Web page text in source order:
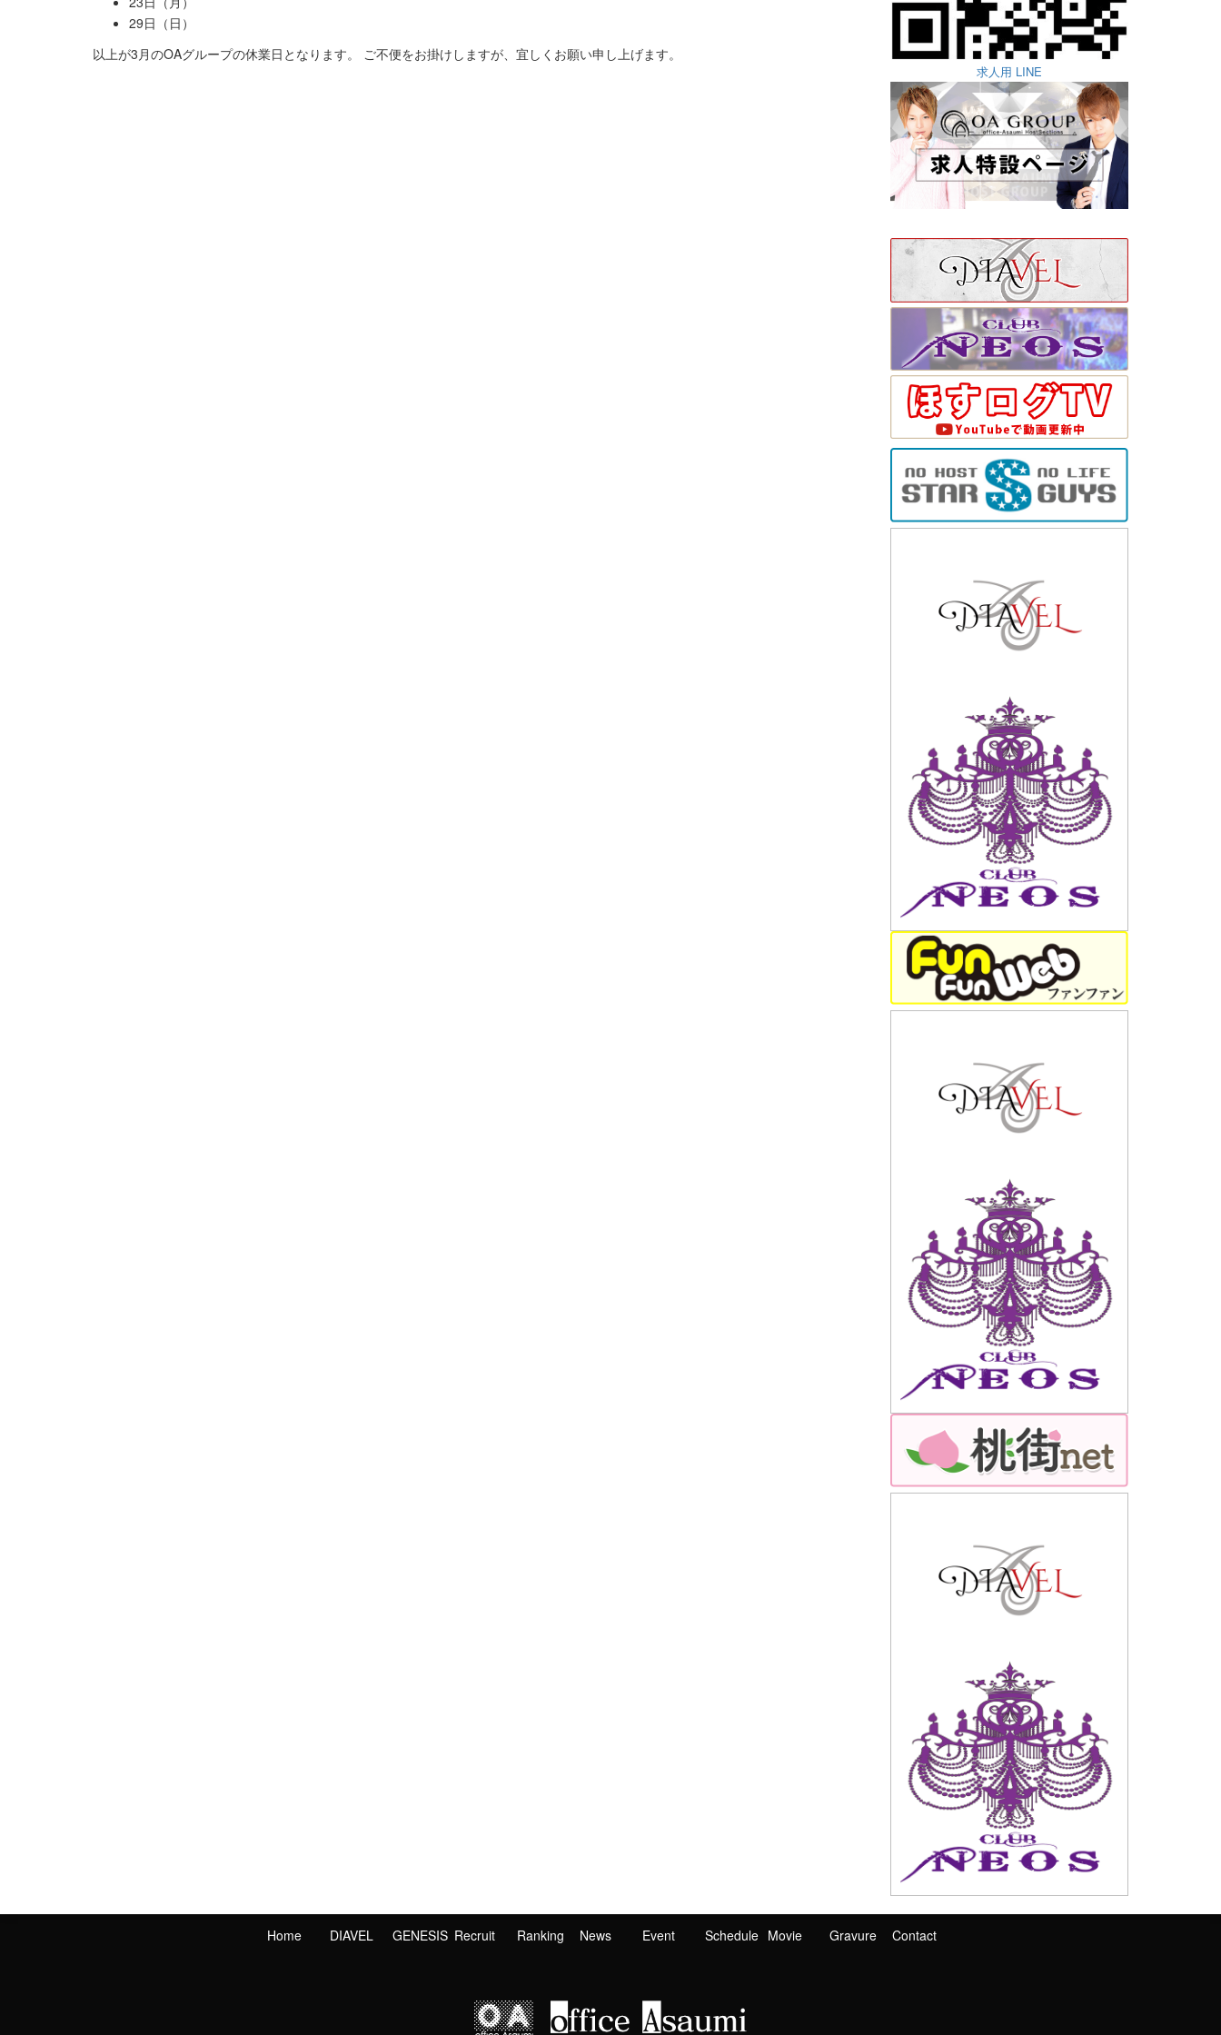
29日（日）
以上が3月のOAグループの休業日となります。 ご不便をお掛けしますが、宜しくお願い申し上げます。
求人用 LINE
Home DIAVEL GENESIS Recruit Ranking News Event Schedule Movie Gravure Contact